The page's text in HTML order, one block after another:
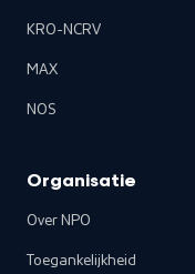
KRO-NCRV
MAX
NOS
Organisatie
Over NPO
Toegankelijkheid